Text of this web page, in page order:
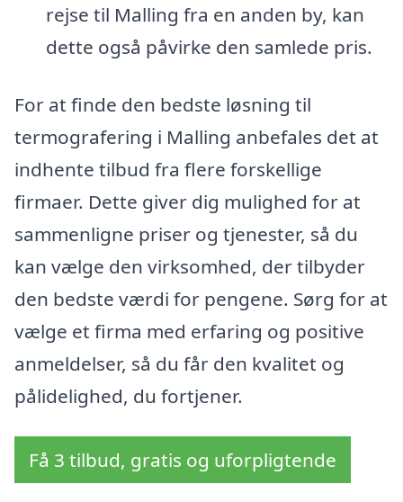
rejse til Malling fra en anden by, kan
dette også påvirke den samlede pris.
For at finde den bedste løsning til
termografering i Malling anbefales det at
indhente tilbud fra flere forskellige
firmaer. Dette giver dig mulighed for at
sammenligne priser og tjenester, så du
kan vælge den virksomhed, der tilbyder
den bedste værdi for pengene. Sørg for at
vælge et firma med erfaring og positive
anmeldelser, så du får den kvalitet og
pålidelighed, du fortjener.
Få 3 tilbud, gratis og uforpligtende